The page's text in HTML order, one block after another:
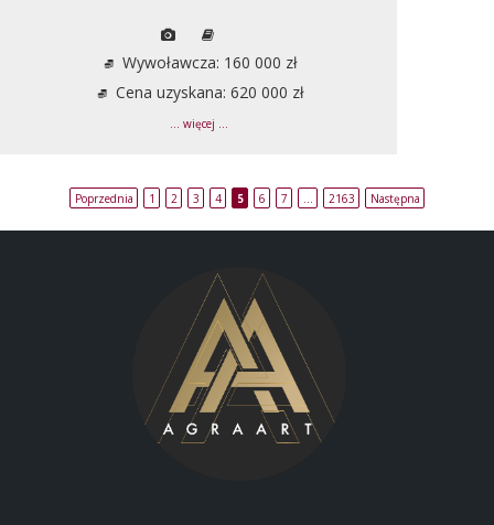
Wywoławcza: 160 000 zł
Cena uzyskana: 620 000 zł
... więcej ...
Poprzednia 1 2 3 4 5 6 7 2163 Następna